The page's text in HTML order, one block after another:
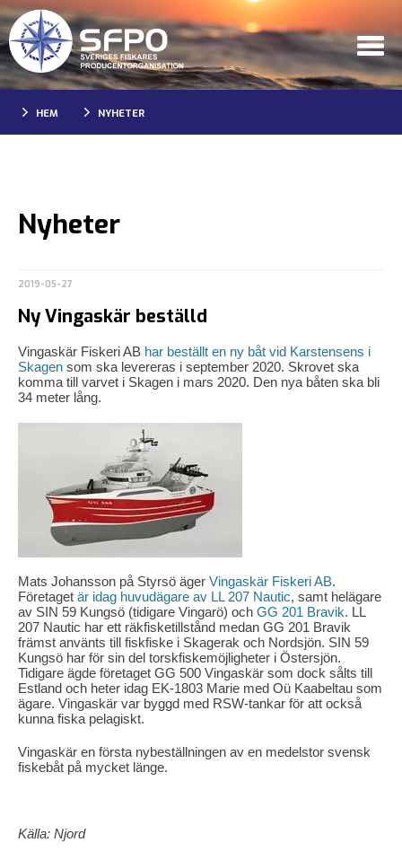
HEM NYHETER
Nyheter
2019-05-27
Ny Vingaskär beställd
Vingaskär Fiskeri AB har beställt en ny båt vid Karstensens i
Skagen som ska levereras i september 2020. Skrovet ska
komma till varvet i Skagen i mars 2020. Den nya båten ska bli
34 meter lång.
Mats Johansson på Styrsö äger Vingaskär Fiskeri AB.
Företaget är idag huvudägare av LL 207 Nautic, samt helägare
av SIN 59 Kungsö (tidigare Vingarö) och GG 201 Bravik. LL
207 Nautic har ett räkfisketillstånd medan GG 201 Bravik
främst använts till fiskfiske i Skagerak och Nordsjön. SIN 59
Kungsö har för sin del torskfiskemöjligheter i Östersjön.
Tidigare ägde företaget GG 500 Vingaskär som dock sålts till
Estland och heter idag EK-1803 Marie med Oü Kaabeltau som
ägare. Vingaskär var byggd med RSW-tankar för att också
kunna fiska pelagiskt.
Vingaskär en första nybeställningen av en medelstor svensk
fiskebåt på mycket länge.
Källa: Njord